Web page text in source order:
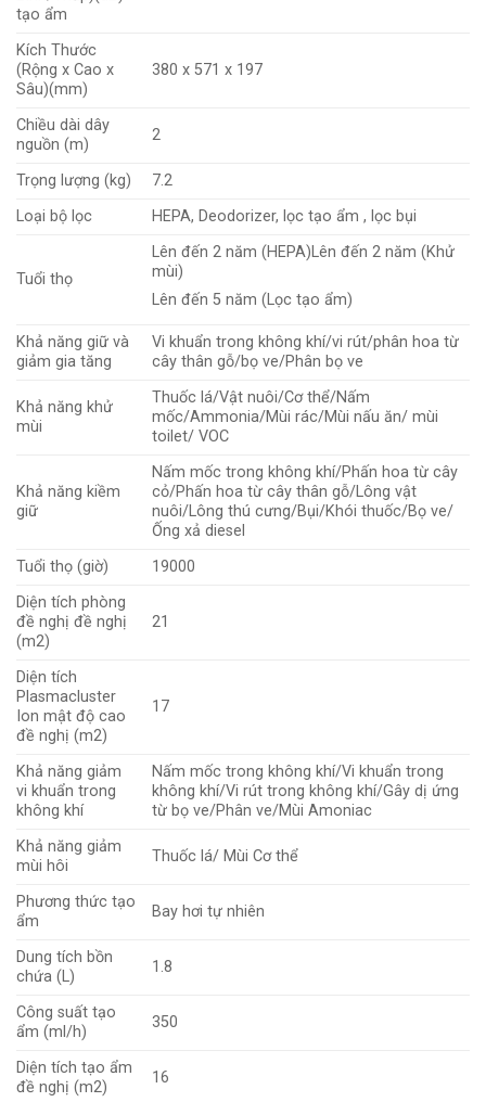
tạo ẩm
Kích Thước
(Rộng x Cao x
Sâu)(mm)
380 x 571 x 197
Chiều dài dây
nguồn (m)
2
Trọng lượng (kg)
7.2
Loại bộ lọc
HEPA, Deodorizer, lọc tạo ẩm , lọc bụi
Tuổi thọ
Lên đến 2 năm (HEPA)Lên đến 2 năm (Khử
mùi)
Lên đến 5 năm (Lọc tạo ẩm)
Khả năng giữ và
giảm gia tăng
Vi khuẩn trong không khí/vi rút/phân hoa từ
cây thân gỗ/bọ ve/Phân bọ ve
Khả năng khử
mùi
Thuốc lá/Vật nuôi/Cơ thể/Nấm
mốc/Ammonia/Mùi rác/Mùi nấu ăn/ mùi
toilet/ VOC
Khả năng kiềm
giữ
Nấm mốc trong không khí/Phấn hoa từ cây
cỏ/Phấn hoa từ cây thân gỗ/Lông vật
nuôi/Lông thú cưng/Bụi/Khói thuốc/Bọ ve/
Ống xả diesel
Tuổi thọ (giờ)
19000
Diện tích phòng
đề nghị đề nghị
(m2)
21
Diện tích
Plasmacluster
Ion mật độ cao
đề nghị (m2)
17
Khả năng giảm
vi khuẩn trong
không khí
Nấm mốc trong không khí/Vi khuẩn trong
không khí/Vi rút trong không khí/Gây dị ứng
từ bọ ve/Phân ve/Mùi Amoniac
Khả năng giảm
mùi hôi
Thuốc lá/ Mùi Cơ thể
Phương thức tạo
ẩm
Bay hơi tự nhiên
Dung tích bồn
chứa (L)
1.8
Công suất tạo
ẩm (ml/h)
350
Diện tích tạo ẩm
đề nghị (m2)
16